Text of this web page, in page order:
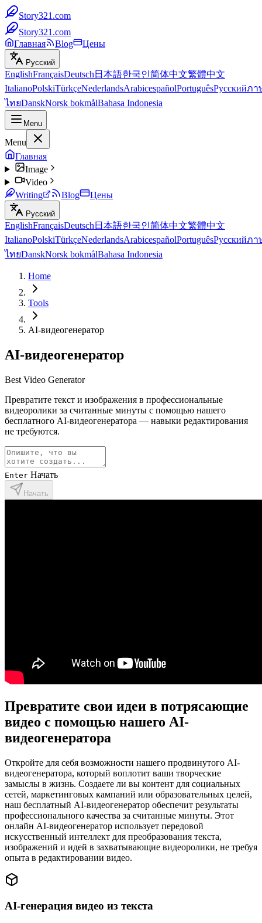
Story321.com
Story321.com
Главная
Blog Цены
Русский
EnglishFrançaisDeutsch 日本語한국인简体中文繁體中文
ItalianoPolskiTürkçeNederlandsArabicespañolPortuguêsРусскийภา
ไทยDanskNorsk bokmålBahasa Indonesia
Menu
Menu
Главная
Image
Video
Writing
Blog Цены
Русский
EnglishFrançaisDeutsch 日本語한국인简体中文繁體中文
ItalianoPolskiTürkçeNederlandsArabicespañolPortuguêsРусскийภา
ไทยDanskNorsk bokmålBahasa Indonesia
Home
Tools
AI-видеогенератор
AI-видеогенератор
Best Video Generator
Превратите текст и изображения в профессиональные
видеоролики за считанные минуты с помощью нашего
бесплатного AI-видеогенератора — навыки редактирования
не требуются.
Enter Начать
Начать
Превратите свои идеи в потрясающие
видео с помощью нашего AI-
видеогенератора
Откройте для себя возможности нашего продвинутого AI-
видеогенератора, который воплотит ваши творческие
замыслы в жизнь. Создаете ли вы контент для социальных
сетей, маркетинговых кампаний или образовательных целей,
наш бесплатный AI-видеогенератор обеспечит результаты
профессионального качества за считанные минуты. Этот
онлайн AI-видеогенератор использует передовой
искусственный интеллект для преобразования текста,
изображений и идей в захватывающие видеоролики, не требуя
опыта в редактировании видео.
AI-генерация видео из текста